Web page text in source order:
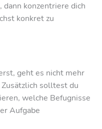
konzentriere dich
konkret zu
geht es nicht mehr
solltest du
welche Befugnisse
Aufgabe